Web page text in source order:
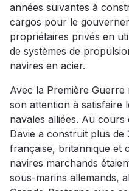
années suivantes à
cargos pour le
propriétaires privés en
de systèmes de
navires en acier.
Avec la Première
son attention à satisfaire
navales alliées. Au cours
Davie a construit plus
française, britannique et
navires marchands
sous-marins allemands,